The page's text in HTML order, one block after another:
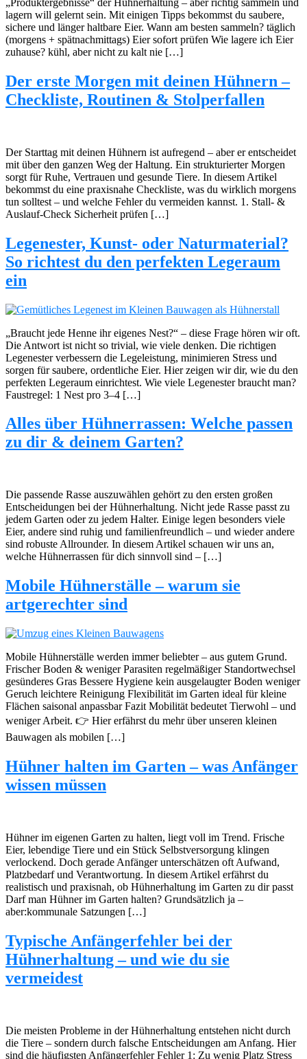
lagern will gelernt sein. Mit einigen Tipps bekommst du saubere,
sichere und länger haltbare Eier. Wann am besten sammeln? täglich
(morgens + spätnachmittags) Eier sofort prüfen Wie lagere ich Eier
zuhause? kühl, aber nicht zu kalt nie […]
Der erste Morgen mit deinen Hühnern –
Checkliste, Routinen & Stolperfallen
Der Starttag mit deinen Hühnern ist aufregend – aber er entscheidet
mit über den ganzen Weg der Haltung. Ein strukturierter Morgen
sorgt für Ruhe, Vertrauen und gesunde Tiere. In diesem Artikel
bekommst du eine praxisnahe Checkliste, was du wirklich morgens
tun solltest – und welche Fehler du vermeiden kannst. 1. Stall- &
Auslauf-Check Sicherheit prüfen […]
Legenester, Kunst- oder Naturmaterial?
So richtest du den perfekten Legeraum
ein
„Braucht jede Henne ihr eigenes Nest?“ – diese Frage hören wir oft.
Die Antwort ist nicht so trivial, wie viele denken. Die richtigen
Legenester verbessern die Legeleistung, minimieren Stress und
sorgen für saubere, ordentliche Eier. Hier zeigen wir dir, wie du den
perfekten Legeraum einrichtest. Wie viele Legenester braucht man?
Faustregel: 1 Nest pro 3–4 […]
Alles über Hühnerrassen: Welche passen
zu dir & deinem Garten?
Die passende Rasse auszuwählen gehört zu den ersten großen
Entscheidungen bei der Hühnerhaltung. Nicht jede Rasse passt zu
jedem Garten oder zu jedem Halter. Einige legen besonders viele
Eier, andere sind ruhig und familienfreundlich – und wieder andere
sind robuste Allrounder. In diesem Artikel schauen wir uns an,
welche Hühnerrassen für dich sinnvoll sind – […]
Mobile Hühnerställe – warum sie
artgerechter sind
Mobile Hühnerställe werden immer beliebter – aus gutem Grund.
Frischer Boden & weniger Parasiten regelmäßiger Standortwechsel
gesünderes Gras Bessere Hygiene kein ausgelaugter Boden weniger
Geruch leichtere Reinigung Flexibilität im Garten ideal für kleine
Flächen saisonal anpassbar Fazit Mobilität bedeutet Tierwohl – und
weniger Arbeit. 👉 Hier erfährst du mehr über unseren kleinen
Bauwagen als mobilen […]
Hühner halten im Garten – was Anfänger
wissen müssen
Hühner im eigenen Garten zu halten, liegt voll im Trend. Frische
Eier, lebendige Tiere und ein Stück Selbstversorgung klingen
verlockend. Doch gerade Anfänger unterschätzen oft Aufwand,
Platzbedarf und Verantwortung. In diesem Artikel erfährst du
realistisch und praxisnah, ob Hühnerhaltung im Garten zu dir passt
Darf man Hühner im Garten halten? Grundsätzlich ja –
aber:kommunale Satzungen […]
Typische Anfängerfehler bei der
Hühnerhaltung – und wie du sie
vermeidest
Die meisten Probleme in der Hühnerhaltung entstehen nicht durch
die Tiere – sondern durch falsche Entscheidungen am Anfang. Hier
sind die häufigsten Anfängerfehler Fehler 1: Zu wenig Platz Stress